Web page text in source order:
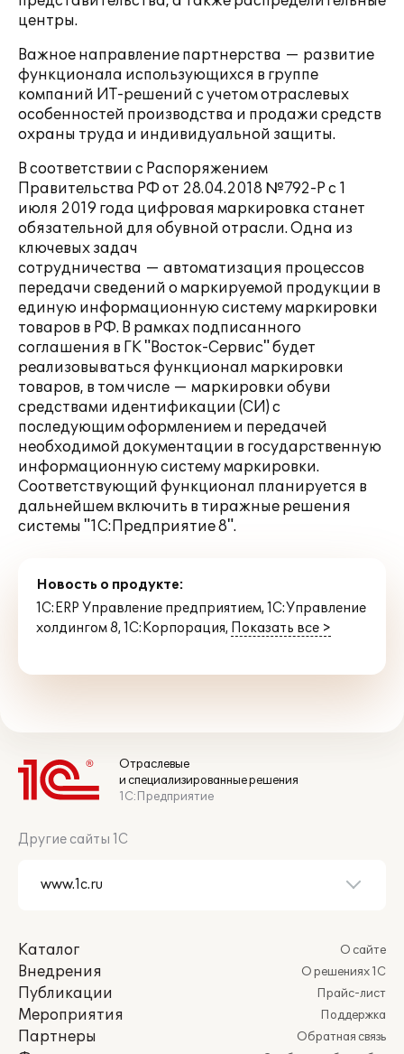
центры.
Важное направление партнерства — развитие
функционала использующихся в группе
компаний ИТ-решений с учетом отраслевых
особенностей производства и продажи средств
охраны труда и индивидуальной защиты.
В соответствии с Распоряжением
Правительства РФ от 28.04.2018 №792-Р с 1
июля 2019 года цифровая маркировка станет
обязательной для обувной отрасли. Одна из
ключевых задач
сотрудничества — автоматизация процессов
передачи сведений о маркируемой продукции в
единую информационную систему маркировки
товаров в РФ. В рамках подписанного
соглашения в ГК "Восток-Сервис" будет
реализовываться функционал маркировки
товаров, в том числе — маркировки обуви
средствами идентификации (СИ) с
последующим оформлением и передачей
необходимой документации в государственную
информационную систему маркировки.
Соответствующий функционал планируется в
дальнейшем включить в тиражные решения
системы "1С:Предприятие 8".
Новость о продукте:
1С:ERP Управление предприятием,1С:Управление
холдингом 8,1С:Корпорация, Показать все >
Отраслевые
и специализированные решения
1С:Предприятие
Другие сайты 1С
Каталог
Внедрения
Публикации
Мероприятия
Партнеры
О сайте
О решениях 1С
Прайс-лист
Поддержка
Обратная связь